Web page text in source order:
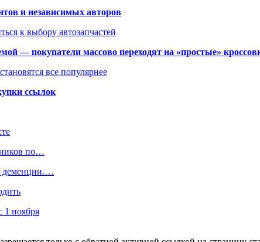
и независимых авторов
к выбору автозапчастей
— покупатели массово переходят на «простые»
все популярнее
ссылок
по…
деменции.…
1 ноября